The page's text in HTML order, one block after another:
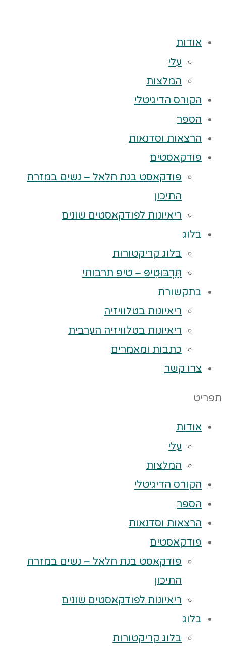
אודות
עלי
המלצות
הקורס הדיגיטלי
הספר
הרצאות וסדנאות
פודקאסטים
פודקאסט בנת חלאל – נשים במזרח
התיכון
ריאיונות לפודקאסטים שונים
בלוג
בלוג קריקטורות
תַּרְבּוּטִיפּ – טיפ תרבותי
בתקשורת
ריאיונות בטלוויזיה
ריאיונות בטלוויזיה הערבית
כתבות ומאמרים
צרו קשר
תפריט
אודות
עלי
המלצות
הקורס הדיגיטלי
הספר
הרצאות וסדנאות
פודקאסטים
פודקאסט בנת חלאל – נשים במזרח
התיכון
ריאיונות לפודקאסטים שונים
בלוג
בלוג קריקטורות